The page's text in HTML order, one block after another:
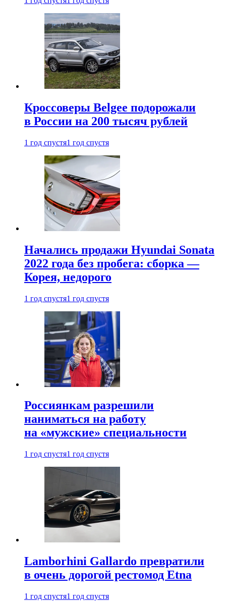
Кроссоверы Belgee подорожали
в России на 200 тысяч рублей
1 год спустя1 год спустя
Начались продажи Hyundai Sonata
2022 года без пробега: сборка —
Корея, недорого
1 год спустя1 год спустя
Россиянкам разрешили
наниматься на работу
на «мужские» специальности
1 год спустя1 год спустя
Lamborhini Gallardo превратили
в очень дорогой рестомод Etna
1 год спустя1 год спустя